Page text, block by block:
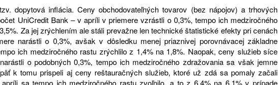
dopytová inflácia. Ceny obchodovateľných tovarov (bez nápojov) a trhových
UniCredit Bank – v apríli v priemere vzrástli o 0,3%, tempo ich medziročného
Za jej zrýchlením ale stáli prevažne len technické štatistické efekty pri cenách
narástli o 0,3%, avšak v dôsledku menej priaznivej porovnávacej základne
ich medziročného rastu zrýchlilo z 1,4% na 1,8%. Naopak, ceny služieb síce
o podobných 0,3%, tempo ich medziročného zdražovania sa však jemne
k tomu prispeli aj ceny reštauračných služieb, ktoré už zdá sa pomaly začali
sa tempo ich medziročného rastu zvoľnilo, a to z 6,4% na 6,1% v prípade